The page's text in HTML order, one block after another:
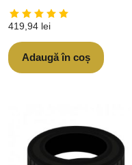
419,94 lei
Adaugă în coș